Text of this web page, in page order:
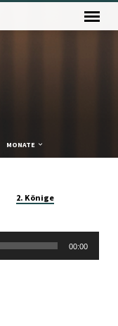
MONATE
2. Könige
00:00